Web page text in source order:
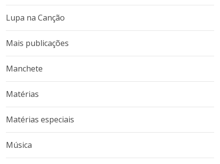
Lupa na Canção
Mais publicações
Manchete
Matérias
Matérias especiais
Música